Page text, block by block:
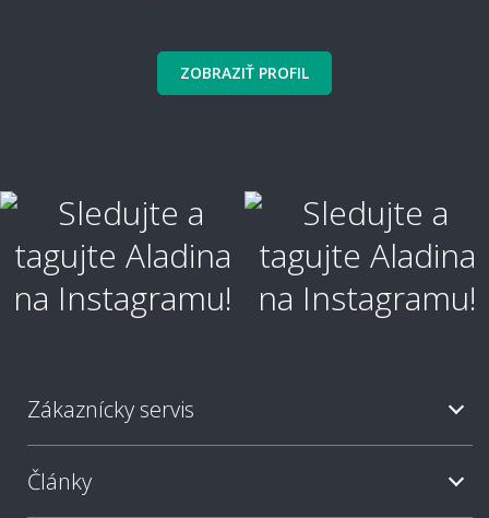
Ako koberec položiť a ukotviť?
potrebujem?
Je potrebné nechať koberec pred pokládkou
ZOBRAZIŤ PROFIL
Zákaznícky servis
Články